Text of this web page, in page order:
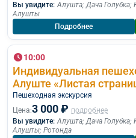
Вы увидите: Алушта;Дача Голубка;
Алушты
Подробнее
10:00
Индивидуальная
Алуште «Листая
Пешеходная экскурcия
Цена:3 000 ₽ подробнее
Вы увидите: Алушта;Дача Голубка;
Алушты; Ротонда